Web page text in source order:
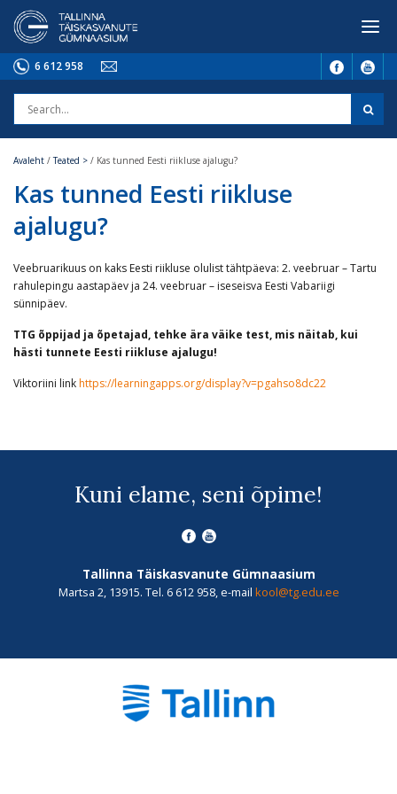
6 612 958
Avaleht /Teated > / Kas tunned Eesti riikluse ajalugu?
Kas tunned Eesti riikluse
ajalugu?
Veebruarikuus on kaks Eesti riikluse olulist tähtpäeva: 2. veebruar – Tartu
rahulepingu aastapäev ja 24. veebruar – iseseisva Eesti Vabariigi
sünnipäev.
TTG õppijad ja õpetajad, tehke ära väike test, mis näitab, kui
hästi tunnete Eesti riikluse ajalugu!
Viktoriini linkhttps://learningapps.org/display?v=pgahso8dc22
Kuni elame, seni õpime!
Tallinna Täiskasvanute Gümnaasium
Martsa 2, 13915. Tel. 6 612 958, e-mail kool@tg.edu.ee